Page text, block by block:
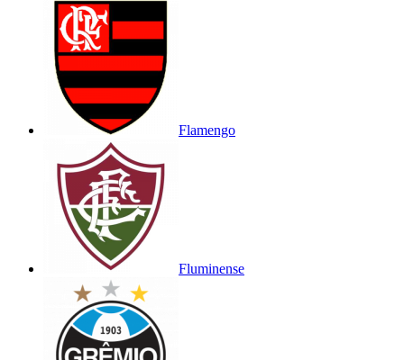
Flamengo
Fluminense